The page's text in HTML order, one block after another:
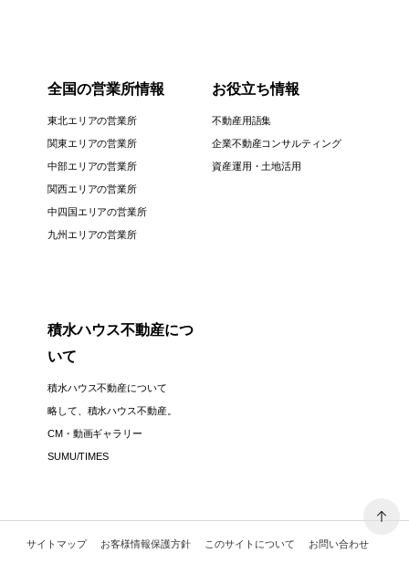
全国の営業所情報
東北エリアの営業所
関東エリアの営業所
中部エリアの営業所
関西エリアの営業所
中四国エリアの営業所
九州エリアの営業所
お役立ち情報
不動産用語集
企業不動産コンサルティング
資産運用・土地活用
積水ハウス不動産につ
いて
積水ハウス不動産について
略して、積水ハウス不動産。
CM・動画ギャラリー
SUMU/TIMES
サイトマップ お客様情報保護方針 このサイトについて お問い合わせ